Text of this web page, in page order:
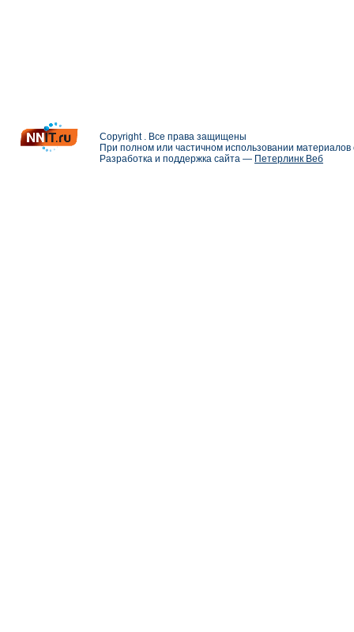
Copyright . Все права защищены
При полном или частичном использовании
Разработка и поддержка сайта — Петерлинк Веб